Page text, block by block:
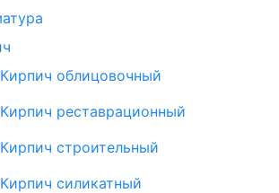
Кирпич облицовочный
Кирпич реставрационный
Кирпич строительный
Кирпич силикатный